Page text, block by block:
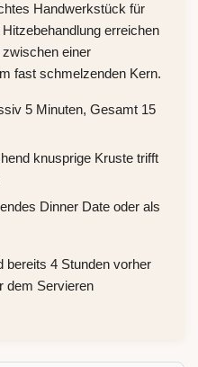
Handwerkstück für
erreichen
einer
fast schmelzenden Kern.
5 Minuten, Gesamt 15
knusprige Kruste trifft
Dinner Date oder als
bereits 4 Stunden vorher
dem Servieren